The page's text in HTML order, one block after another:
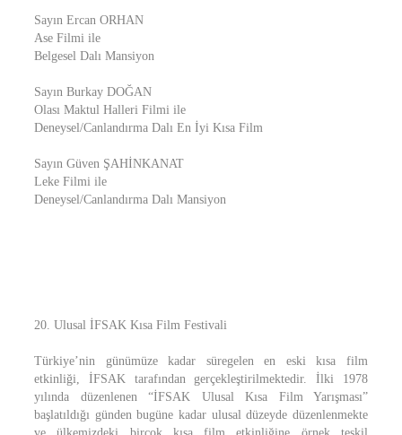
Sayın Ercan ORHAN
Ase Filmi ile
Belgesel Dalı Mansiyon
Sayın Burkay DOĞAN
Olası Maktul Halleri Filmi ile
Deneysel/Canlandırma Dalı En İyi Kısa Film
Sayın Güven ŞAHİNKANAT
Leke Filmi ile
Deneysel/Canlandırma Dalı Mansiyon
20. Ulusal İFSAK Kısa Film Festivali
Türkiye’nin günümüze kadar süregelen en eski kısa film
etkinliği, İFSAK tarafından gerçekleştirilmektedir. İlki 1978
yılında düzenlenen “İFSAK Ulusal Kısa Film Yarışması”
başlatıldığı günden bugüne kadar ulusal düzeyde düzenlenmekte